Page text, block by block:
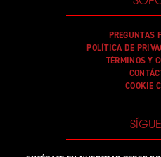
PREGUNTAS
POLÍTICA DE
TÉRMINOS Y
COOKIE